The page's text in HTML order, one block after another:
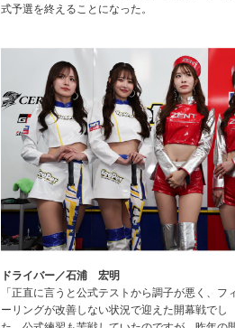
式予選を終えることになった。
ドライバー／石浦 宏明
「正直に言うと公式テストから調子が悪く、フ
ーリングが改善しない状況で迎えた開幕戦でし